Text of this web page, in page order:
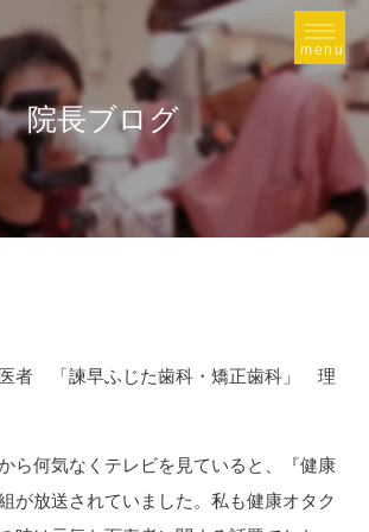
院長ブログ
者 「諫早ふじた歯科・矯正歯科」 理
ら何気なくテレビを見ていると、『健康
が放送されていました。私も健康オタク